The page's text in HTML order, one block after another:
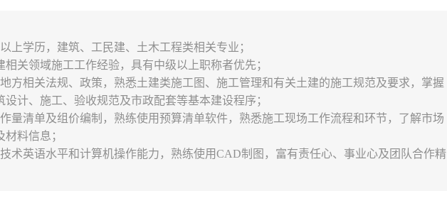
上学历，建筑、工民建、土木工程类相关专业；
相关领域施工工作经验，具有中级以上职称者优先；
方相关法规、政策，熟悉土建类施工图、施工管理和有关土建的施工规范及要求，掌握
设计、施工、验收规范及市政配套等基本建设程序；
量清单及组价编制，熟练使用预算清单软件，熟悉施工现场工作流程和环节，了解市场
料信息；
术英语水平和计算机操作能力，熟练使用CAD制图，富有责任心、事业心及团队合作精